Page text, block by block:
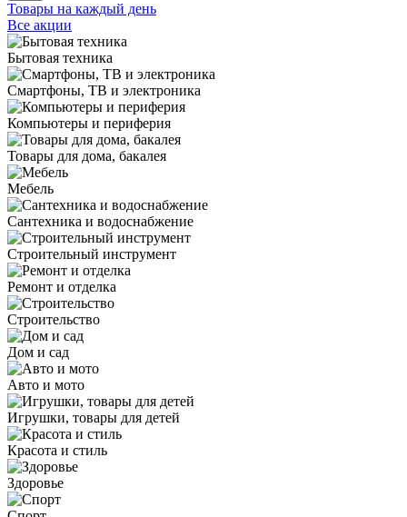
Товары на каждый день
Все акции
Бытовая техника
Смартфоны, ТВ и электроника
Компьютеры и периферия
Товары для дома, бакалея
Мебель
Сантехника и водоснабжение
Строительный инструмент
Ремонт и отделка
Строительство
Дом и сад
Авто и мото
Игрушки, товары для детей
Красота и стиль
Здоровье